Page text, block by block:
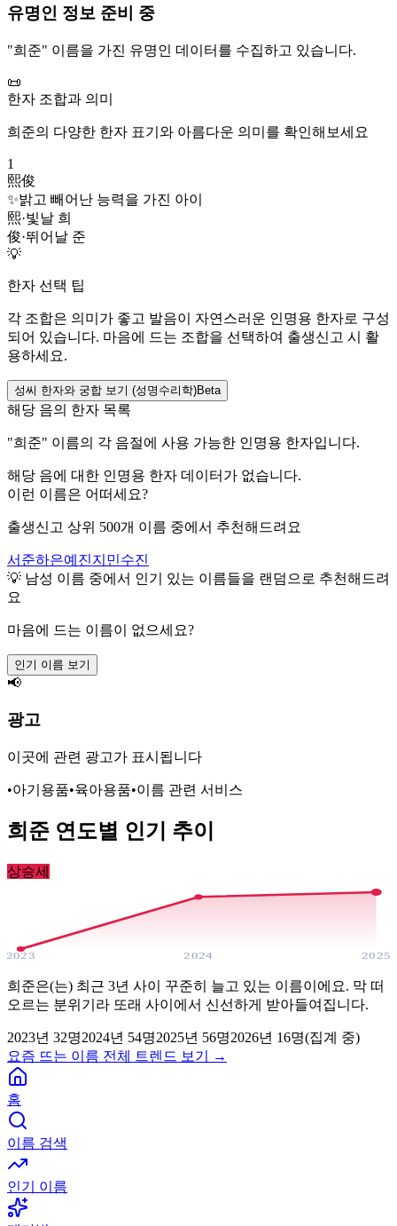
유명인 정보 준비 중
"희준" 이름을 가진 유명인 데이터를 수집하고 있습니다.
📜
한자 조합과 의미
희준의 다양한 한자 표기와 아름다운 의미를 확인해보세요
1
熙俊
✨밝고 빼어난 능력을 가진 아이
熙·빛날 희
俊·뛰어날 준
💡
한자 선택 팁
각 조합은 의미가 좋고 발음이 자연스러운 인명용 한자로 구성
되어 있습니다. 마음에 드는 조합을 선택하여 출생신고 시 활
용하세요.
성씨 한자와 궁합 보기 (성명수리학)Beta
해당 음의 한자 목록
"희준" 이름의 각 음절에 사용 가능한 인명용 한자입니다.
해당 음에 대한 인명용 한자 데이터가 없습니다.
이런 이름은 어떠세요?
출생신고 상위 500개 이름 중에서 추천해드려요
서준하은예진지민수진
💡 남성 이름 중에서 인기 있는 이름들을 랜덤으로 추천해드려
요
마음에 드는 이름이 없으세요?
인기 이름 보기
📢
광고
이곳에 관련 광고가 표시됩니다
•아기용품•육아용품•이름 관련 서비스
희준 연도별 인기 추이
상승세
2023 2024 2025
희준은(는) 최근 3년 사이 꾸준히 늘고 있는 이름이에요. 막 떠
오르는 분위기라 또래 사이에서 신선하게 받아들여집니다.
2023년 32명2024년 54명2025년 56명2026년 16명(집계 중)
요즘 뜨는 이름 전체 트렌드 보기 →
홈
이름 검색
인기 이름